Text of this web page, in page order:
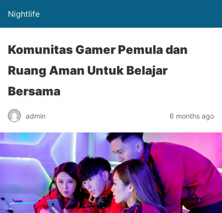
Nightlife
Komunitas Gamer Pemula dan
Ruang Aman Untuk Belajar
Bersama
admin 6 months ago